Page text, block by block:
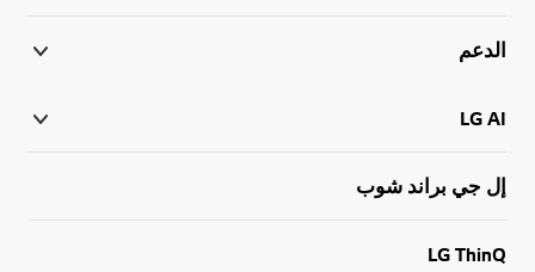
الدعم
LG AI
إل جي براند شوب
LG ThinQ